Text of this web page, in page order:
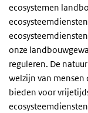
ecosystemen
onze
reguleren. De
welzijn van
bieden voor